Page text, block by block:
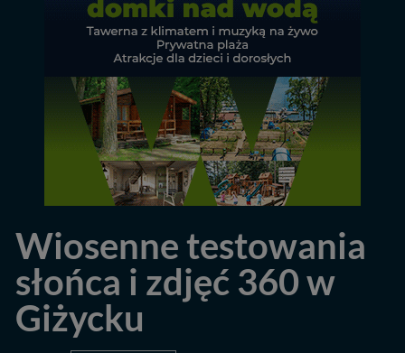
Wiosenne testowania
słońca i zdjęć 360 w
Giżycku